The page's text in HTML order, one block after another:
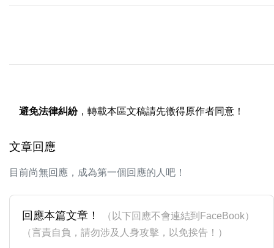
避免法律糾紛，轉載本區文稿請先徵得原作者同意！
文章回應
目前尚無回應，成為第一個回應的人吧！
回應本篇文章！
（以下回應不會連結到FaceBook）
（言責自負，請勿涉及人身攻擊，以免挨告！）